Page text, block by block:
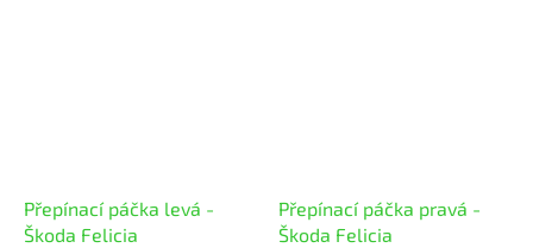
Přepínací páčka levá -
Škoda Felicia
Přepínací páčka pravá -
Škoda Felicia